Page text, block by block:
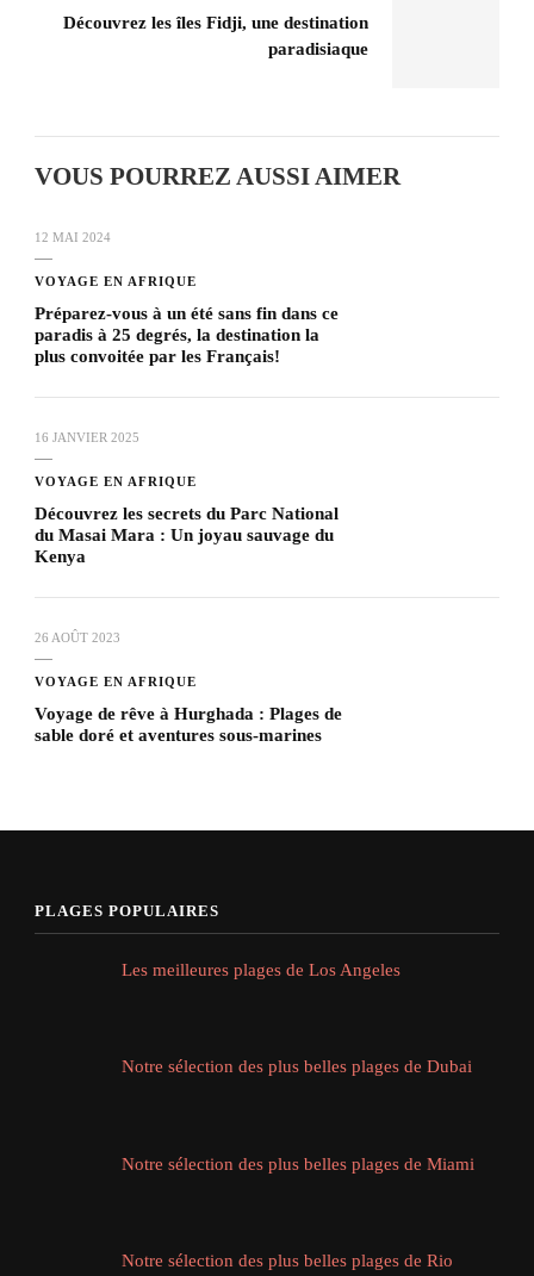
Découvrez les îles Fidji, une destination
paradisiaque
VOUS POURREZ AUSSI AIMER
12 MAI 2024
VOYAGE EN AFRIQUE
Préparez-vous à un été sans fin dans ce
paradis à 25 degrés, la destination la
plus convoitée par les Français!
16 JANVIER 2025
VOYAGE EN AFRIQUE
Découvrez les secrets du Parc National
du Masai Mara : Un joyau sauvage du
Kenya
26 AOÛT 2023
VOYAGE EN AFRIQUE
Voyage de rêve à Hurghada : Plages de
sable doré et aventures sous-marines
PLAGES POPULAIRES
Les meilleures plages de Los Angeles
Notre sélection des plus belles plages de Dubai
Notre sélection des plus belles plages de Miami
Notre sélection des plus belles plages de Rio